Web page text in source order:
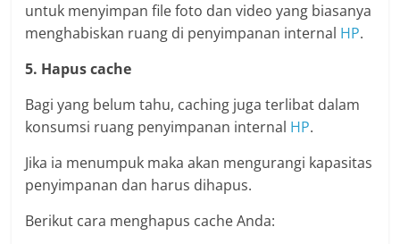
untuk menyimpan file foto dan video yang biasanya
menghabiskan ruang di penyimpanan internal HP.
5. Hapus cache
Bagi yang belum tahu, caching juga terlibat dalam
konsumsi ruang penyimpanan internal HP.
Jika ia menumpuk maka akan mengurangi kapasitas
penyimpanan dan harus dihapus.
Berikut cara menghapus cache Anda: